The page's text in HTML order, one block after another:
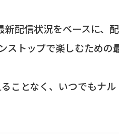
配信状況をベースに、
ストップで楽しむための
ことなく、いつでもナ